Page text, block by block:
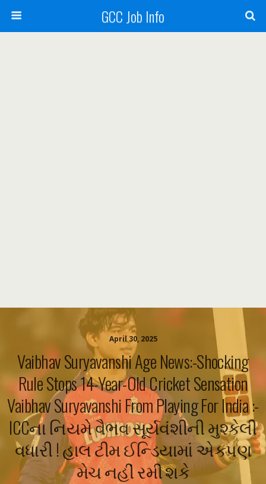
GCC Job Info
April 30, 2025
Vaibhav Suryavanshi Age News:-Shocking
Rule Stops 14-Year-Old Cricket Sensation
Vaibhav Suryavanshi From Playing For India :-
ICCના નિયમે વૈભવ સૂર્યવંશીની મુશ્કેલી
વધારી ! હાલ ટીમ ઈન્ડિયામાં એકપણ
મેચ નહીં રમી શકે